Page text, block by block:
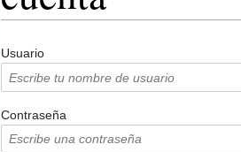
Usuario
Contraseña